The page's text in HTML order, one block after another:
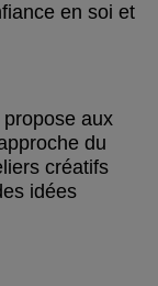
en soi et
aux
du
créatifs
idées